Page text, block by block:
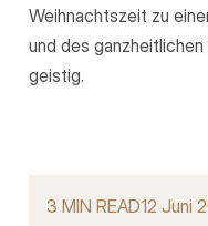
Weihnachtszeit zu
und des
geistig.
3 MIN READ12 Juni